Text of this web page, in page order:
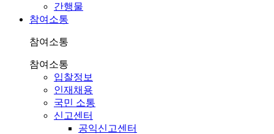
간행물
참여소통
참여소통
참여소통
입찰정보
인재채용
국민 소통
신고센터
공익신고센터